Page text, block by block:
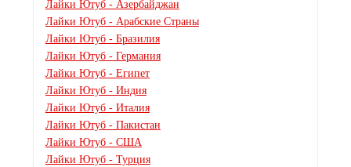
Лайки Ютуб - Азербайджан
Лайки Ютуб - Арабские Страны
Лайки Ютуб - Бразилия
Лайки Ютуб - Германия
Лайки Ютуб - Египет
Лайки Ютуб - Индия
Лайки Ютуб - Италия
Лайки Ютуб - Пакистан
Лайки Ютуб - США
Лайки Ютуб - Турция